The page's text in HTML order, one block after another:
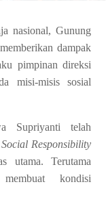
nasional, Gunung
dampak
pimpinan direksi
misi-misis sosial
Supriyanti telah
Responsibility
utama. Terutama
kondisi